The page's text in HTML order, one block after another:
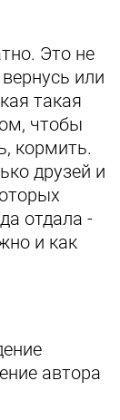
Это не
или
такая
чтобы
кормить.
друзей и
отдала -
и как
автора